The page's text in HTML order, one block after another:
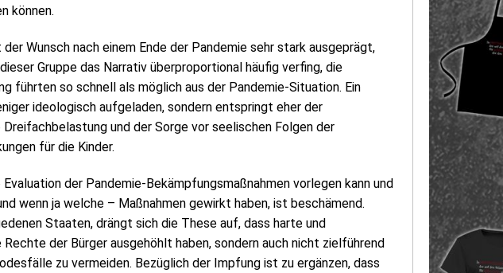
können.
Wunsch nach einem Ende der Pandemie sehr stark ausgeprägt,
Gruppe das Narrativ überproportional häufig verfing, die
führten so schnell als möglich aus der Pandemie-Situation. Ein
ideologisch aufgeladen, sondern entspringt eher der
und der Sorge vor seelischen Folgen der
für die Kinder.
der Pandemie-Bekämpfungsmaßnahmen vorlegen kann und
wenn ja welche – Maßnahmen gewirkt haben, ist beschämend.
Staaten, drängt sich die These auf, dass harte und
der Bürger ausgehöhlt haben, sondern auch nicht zielführend
zu vermeiden. Bezüglich der Impfung ist zu ergänzen, dass